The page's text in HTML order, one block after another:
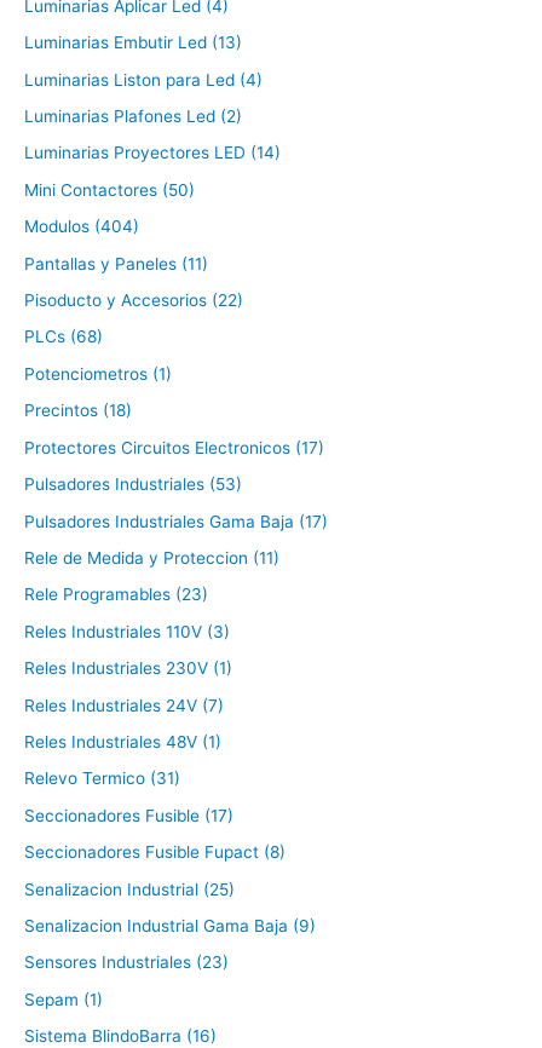
Luminarias Aplicar Led (4)
Luminarias Embutir Led (13)
Luminarias Liston para Led (4)
Luminarias Plafones Led (2)
Luminarias Proyectores LED (14)
Mini Contactores (50)
Modulos (404)
Pantallas y Paneles (11)
Pisoducto y Accesorios (22)
PLCs (68)
Potenciometros (1)
Precintos (18)
Protectores Circuitos Electronicos (17)
Pulsadores Industriales (53)
Pulsadores Industriales Gama Baja (17)
Rele de Medida y Proteccion (11)
Rele Programables (23)
Reles Industriales 110V (3)
Reles Industriales 230V (1)
Reles Industriales 24V (7)
Reles Industriales 48V (1)
Relevo Termico (31)
Seccionadores Fusible (17)
Seccionadores Fusible Fupact (8)
Senalizacion Industrial (25)
Senalizacion Industrial Gama Baja (9)
Sensores Industriales (23)
Sepam (1)
Sistema BlindoBarra (16)